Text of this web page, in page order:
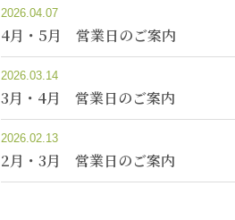
2026.04.07
4月・5月 営業日のご案内
2026.03.14
3月・4月 営業日のご案内
2026.02.13
2月・3月 営業日のご案内